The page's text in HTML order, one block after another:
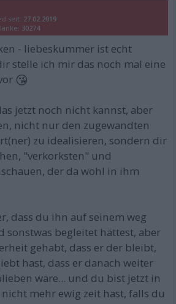
seit: 27.02.2019
30274
- liebeskummer ist echt
stelle ich mir das noch mal eine
😘
jetzt noch nicht kannst, aber
nicht nur den zugewandten
zu idealisieren, sondern dir
"verkorksten" und
der da wohl in ihm
dass du ihn auf seinem weg
sonstwas begleitet hättest, aber
gehabt, dass er der bleibt,
hast, dass er danach weiter
wäre... und du bist jetzt in
mehr ewig zeit hast, falls du